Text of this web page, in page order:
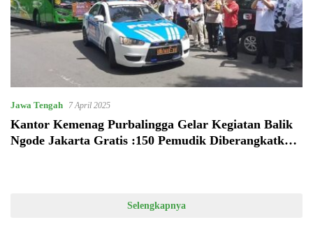
Jawa Tengah 7 April 2025
Kantor Kemenag Purbalingga Gelar Kegiatan Balik
Ngode Jakarta Gratis :150 Pemudik Diberangkatkan
Selengkapnya